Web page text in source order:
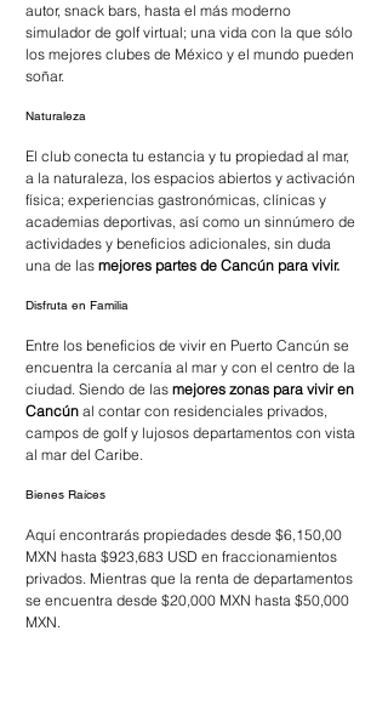
autor, snack bars, hasta el más moderno
simulador de golf virtual; una vida con la que sólo
los mejores clubes de México y el mundo pueden
soñar.
Naturaleza
El club conecta tu estancia y tu propiedad al mar,
a la naturaleza, los espacios abiertos y activación
física; experiencias gastronómicas, clínicas y
academias deportivas, así como un sinnúmero de
actividades y beneficios adicionales, sin duda
una de las mejores partes de Cancún para vivir.
Disfruta en Familia
Entre los beneficios de vivir en Puerto Cancún se
encuentra la cercanía al mar y con el centro de la
ciudad. Siendo de las mejores zonas para vivir en
Cancún al contar con residenciales privados,
campos de golf y lujosos departamentos con vista
al mar del Caribe.
Bienes Raíces
Aquí encontrarás propiedades desde $6,150,00
MXN hasta $923,683 USD en fraccionamientos
privados. Mientras que la renta de departamentos
se encuentra desde $20,000 MXN hasta $50,000
MXN.